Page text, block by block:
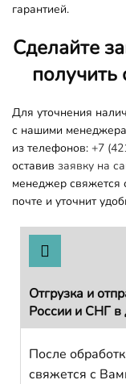
гарантией.
Сделайте
Для уточнения
с нашими
из телефонов: +7
оставив заявку на
менеджер свяжется
почте и уточнит
Отгрузка и
России и СНГ в
После
свяжется с